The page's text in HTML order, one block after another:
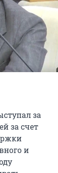
за
за счет
и